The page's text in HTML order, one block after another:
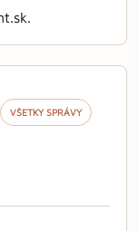
VŠETKY SPRÁVY